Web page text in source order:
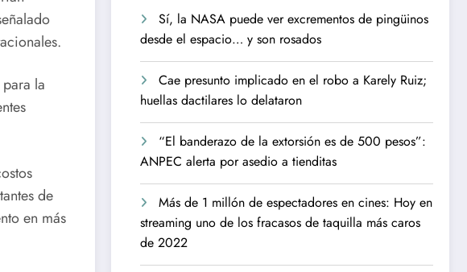
la
de
en más
Sí, la NASA puede ver excrementos de pingüinos
desde el espacio… y son rosados
Cae presunto implicado en el robo a Karely Ruiz;
huellas dactilares lo delataron
“El banderazo de la extorsión es de 500 pesos”:
ANPEC alerta por asedio a tienditas
Más de 1 millón de espectadores en cines: Hoy en
streaming uno de los fracasos de taquilla más caros
de 2022